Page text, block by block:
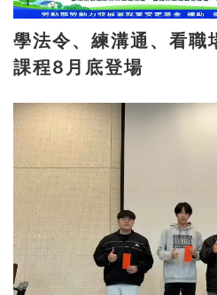
學法令、練溝通、看
課程8月底登場